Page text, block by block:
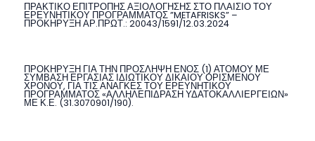
ΠΡΑΚΤΙΚΟ ΕΠΙΤΡΟΠΗΣ ΑΞΙΟΛΟΓΗΣΗΣ ΣΤΟ ΠΛΑΙΣΙΟ ΤΟΥ
ΕΡΕΥΝΗΤΙΚΟΥ ΠΡΟΓΡΑΜΜΑΤΟΣ ”METAFRISKS” –
ΠΡΟΚΗΡΥΞΗ ΑΡ.ΠΡΩΤ.: 20043/1591/12.03.2024
ΠΡΟΚΗΡΥΞΗ ΓΙΑ ΤΗΝ ΠΡΟΣΛΗΨΗ ΕΝΟΣ (1) ΑΤΟΜΟΥ ΜΕ
ΣΥΜΒΑΣΗ ΕΡΓΑΣΙΑΣ ΙΔΙΩΤΙΚΟΥ ΔΙΚΑΙΟΥ ΟΡΙΣΜΕΝΟΥ
ΧΡΟΝΟΥ, ΓΙΑ ΤΙΣ ΑΝΑΓΚΕΣ ΤΟΥ ΕΡΕΥΝΗΤΙΚΟΥ
ΠΡΟΓΡΑΜΜΑΤΟΣ «ΑΛΛΗΛΕΠΙΔΡΑΣΗ ΥΔΑΤΟΚΑΛΛΙΕΡΓΕΙΩΝ»
ΜΕ Κ.Ε. (31.3070901/190).